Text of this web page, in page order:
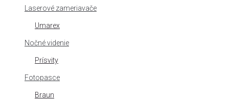
Laserové zameriavače
Umarex
Nočné videnie
Prísvity
Fotopasce
Braun